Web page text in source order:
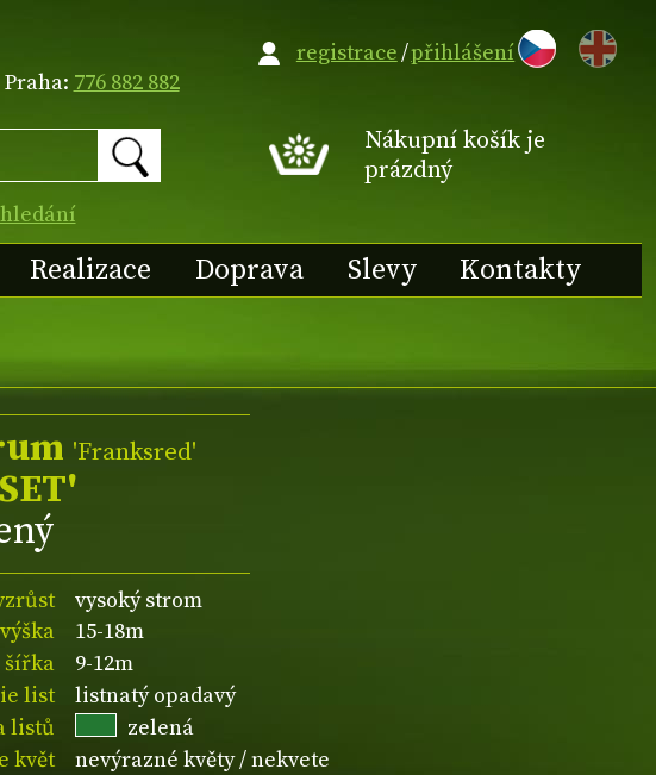
Praha: 776 882 882
EN
Nákupní košík je
prázdný
Realizace Doprava Slevy Kontakty
registrace/přihlášení
'Franksred'
vysoký strom
15-18m
šířka
9-12m
list
listnatý opadavý
listů
zelená
květ
nevýrazné květy / nekvete